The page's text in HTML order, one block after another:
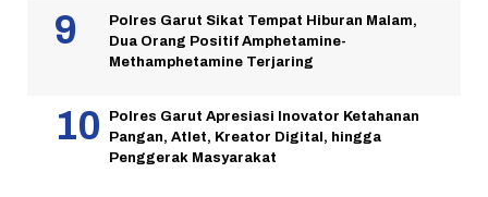
Polres Garut Sikat Tempat Hiburan Malam,
Dua Orang Positif Amphetamine-
Methamphetamine Terjaring
Polres Garut Apresiasi Inovator Ketahanan
Pangan, Atlet, Kreator Digital, hingga
Penggerak Masyarakat